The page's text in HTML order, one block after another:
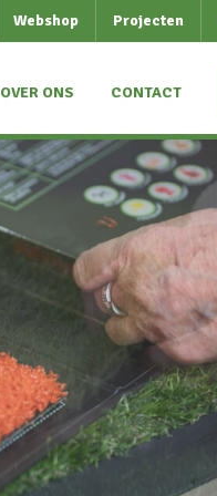
Webshop Projecten
OVER ONS CONTACT